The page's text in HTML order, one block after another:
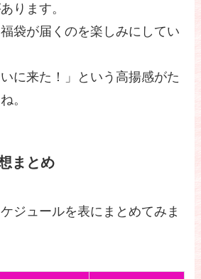
ります。
袋が届くのを楽しみにしてい
に来た！」という高揚感がた
。
まとめ
ジュールを表にまとめてみま